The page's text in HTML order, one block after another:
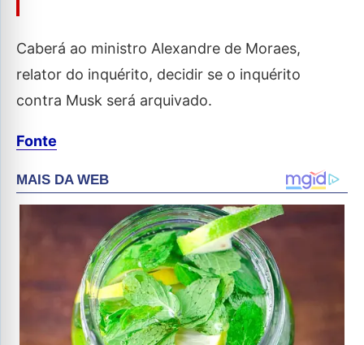
Caberá ao ministro Alexandre de Moraes,
relator do inquérito, decidir se o inquérito
contra Musk será arquivado.
Fonte